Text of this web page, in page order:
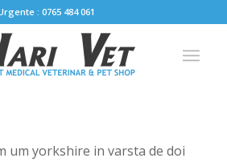
: 0765 484 061
um yorkshire in varsta de doi